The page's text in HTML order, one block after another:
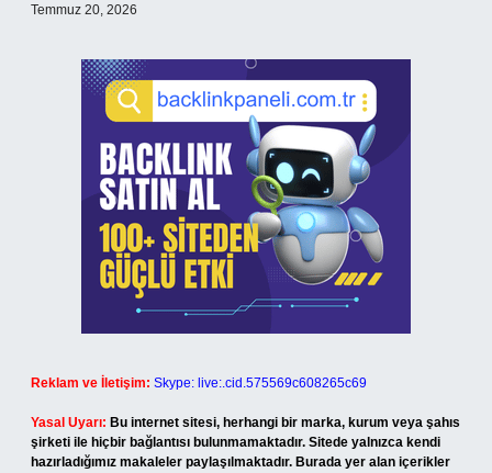
Temmuz 20, 2026
Reklam ve İletişim: Skype: live:.cid.575569c608265c69
Yasal Uyarı: Bu internet sitesi, herhangi bir marka, kurum veya şahıs
şirketi ile hiçbir bağlantısı bulunmamaktadır. Sitede yalnızca kendi
hazırladığımız makaleler paylaşılmaktadır. Burada yer alan içerikler